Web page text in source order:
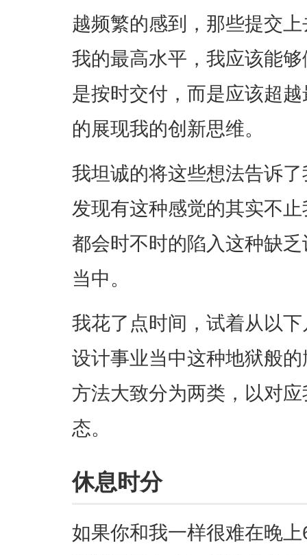
越频繁的感到，那些提交
我的最高水平，我应该能
是按时交付，而是应该超
的展现我的创新思维。
我坦诚的将这些想法告诉
发现有这种感觉的其实不
都会时不时的陷入这种缺
当中。
我花了点时间，试着从以
设计事业当中这种地狱般
方法大致分为两类，以对
态。
休息时分
如果你和我一样很难在晚